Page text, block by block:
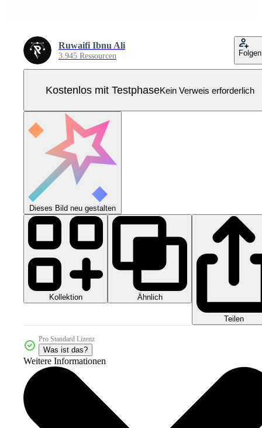
Ruwaifi Ibnu Ali
3.945 Ressourcen Folgen
Kostenlos mit TestphaseKein Verweis erforderlich
Dieses Bild neu gestalten
Kollektion Ähnlich
Teilen
Pro Standard Lizenz
Was ist das?
Weitere Informationen